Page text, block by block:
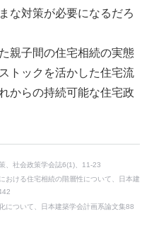
な対策が必要になるだろ
親子間の住宅相続の実態
トックを活かした住宅流
からの持続可能な住宅政
、社会政策学会誌6(1)、11-23
おける住宅相続の階層性について、日本建
について、日本建築学会計画系論文集88